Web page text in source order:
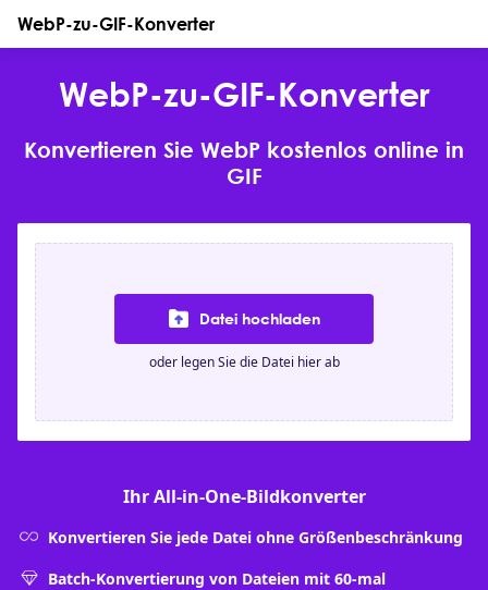
WebP-zu-GIF-Konverter
WebP-zu-GIF-Konverter
Konvertieren Sie WebP kostenlos online in
GIF
Datei hochladen
oder legen Sie die Datei hier ab
Ihr All-in-One-Bildkonverter
Konvertieren Sie jede Datei ohne Größenbeschränkung
Batch-Konvertierung von Dateien mit 60-mal